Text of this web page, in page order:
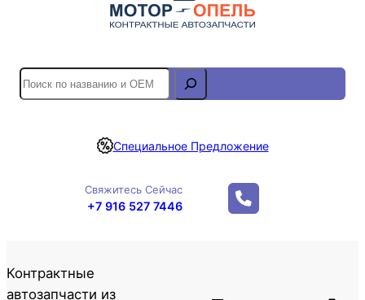
S
e
r
Специальное Предложение
Свяжитесь Сейчас
+7 916 527 7446
Контрактные
автозапчасти из